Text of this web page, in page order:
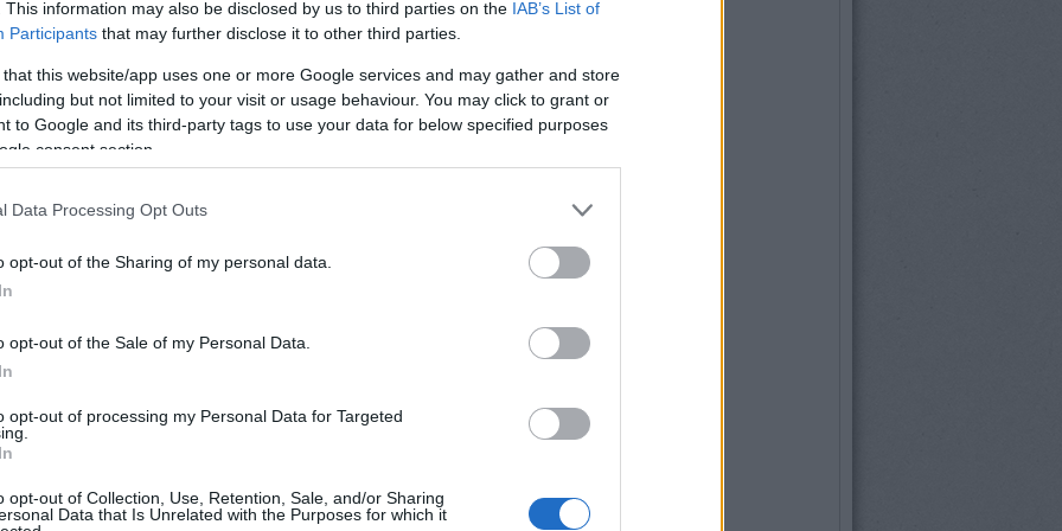
This information may also be disclosed by us to third parties on the IAB’s List of
Participants that may further disclose it to other third parties.
that this website/app uses one or more Google services and may gather and store
but not limited to your visit or usage behaviour. You may click to grant or
to Google and its third-party tags to use your data for below specified purposes
consent section.
Data Processing Opt Outs
opt-out of the Sharing of my personal data.
opt-out of the Sale of my Personal Data.
opt-out of processing my Personal Data for Targeted
opt-out of Collection, Use, Retention, Sale, and/or Sharing
Data that Is Unrelated with the Purposes for which it
ismerője – és ismertetője – a
irodalmának – jómagam Kávéházi
kommentezgetéssel foglalkozom. De
az egyik vészhelyzetből a másikba való
hogy ha az egymással is
kultúra, környezet együttes, hosszú
közjónak, akkor van esélyünk megoldást
Tetszik 0